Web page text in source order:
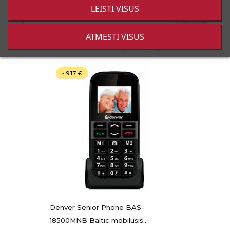
 FILTRAS
Rodoma 1-3 iš 3 prekės(-ių)
Denver Senior Phone BAS-
18500MNB Baltic mobilusis...
- 9.17 €
ATMESTI VISUS
LEISTI VISUS